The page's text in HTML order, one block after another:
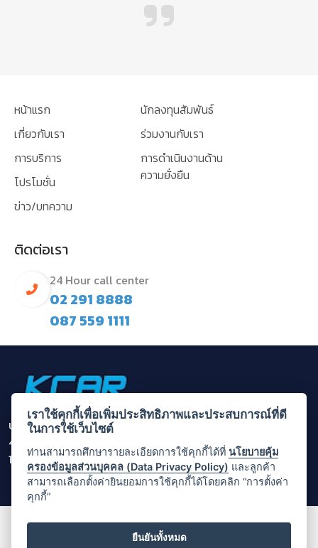
หน้าแรก
เกี่ยวกับเรา
การบริการ
โปรโมชั่น
ข่าว/บทความ
นักลงทุนสัมพันธ์
ร่วมงานกับเรา
การดำเนินงานด้าน
ความยั่งยืน
ติดต่อเรา
24 Hour call center
02 291 8888
087 559 1111
บริษัท กรุงไทยคาร์เร้นท์ แอนด์ ลีส จำกัด (มหาชน)
455/1 ถนนพระราม 3 แขวงบางโคล่ เขตบางคอแหลม กรุงเทพ
10120
© Copyright 2025 by Krungthai Car Rent
เราใช้คุกกี้เพื่อเพิ่มประสิทธิภาพและประสบการณ์ที่ดี
ในการใช้เว็บไซต์
ท่านสามารถศึกษารายละเอียดการใช้คุกกี้ได้ที่นโยบายคุ้ม
ครองข้อมูลส่วนบุคคล (Data Privacy Policy) และลูกค้า
สามารถเลือกตั้งค่ายินยอมการใช้คุกกี้ได้โดยคลิก “การตั้งค่า
คุกกี้”
ยืนยันทั้งหมด